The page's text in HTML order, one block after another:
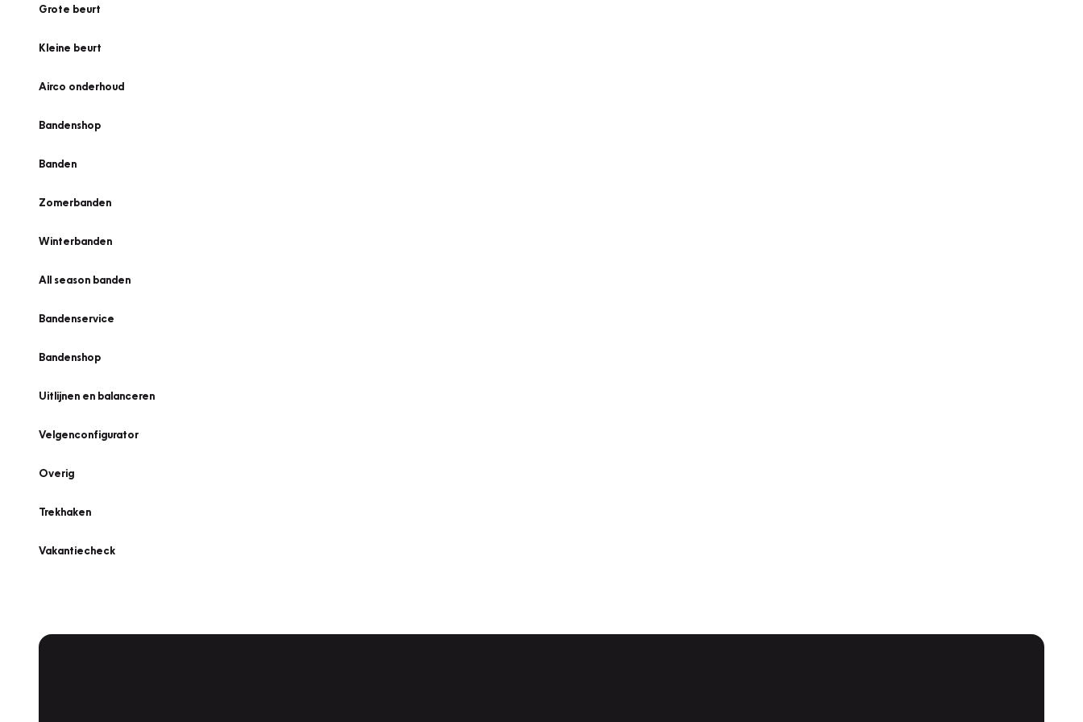
Grote beurt
Kleine beurt
Airco onderhoud
Bandenshop
Banden
Zomerbanden
Winterbanden
All season banden
Bandenservice
Bandenshop
Uitlijnen en balanceren
Velgenconfigurator
Overig
Trekhaken
Vakantiecheck